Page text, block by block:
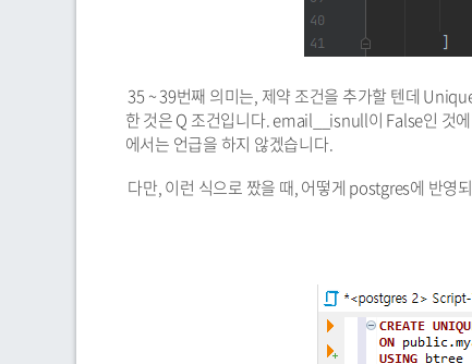
35 ~ 39번째 의미는, 제약 조건을 추가할 텐데
한 것은 Q 조건입니다. email__isnull이 False인 것
에서는 언급을 하지 않겠습니다.
다만, 이런 식으로 짰을 때, 어떻게 postgres에 반영